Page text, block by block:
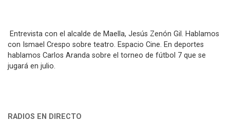
 Entrevista con el alcalde de Maella, Jesús Zenón Gil. Hablamos
con Ismael Crespo sobre teatro. Espacio Cine. En deportes
hablamos Carlos Aranda sobre el torneo de fútbol 7 que se
jugará en julio.
RADIOS EN DIRECTO